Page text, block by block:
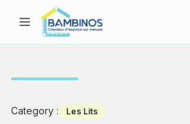
Category : Les Lits